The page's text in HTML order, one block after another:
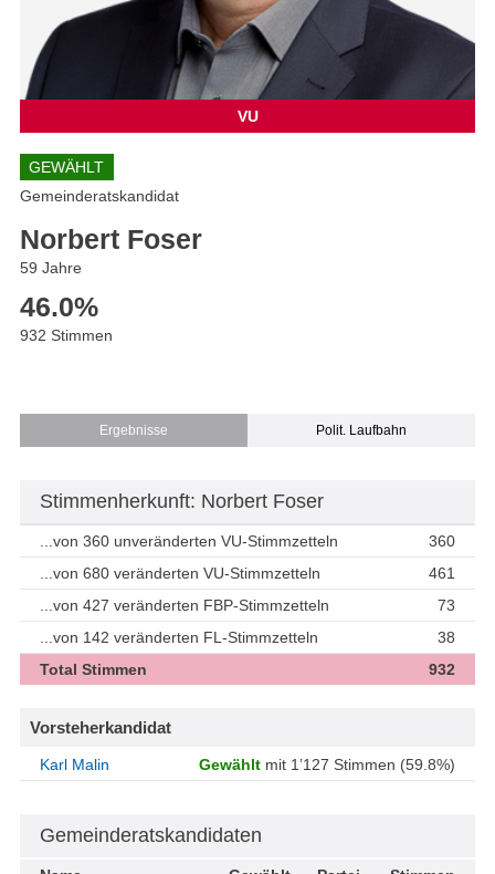
VU
GEWÄHLT
Gemeinderatskandidat
Norbert Foser
59 Jahre
46.0%
932 Stimmen
Ergebnisse Polit. Laufbahn
Stimmenherkunft: Norbert Foser
...von 360 unveränderten VU-Stimmzetteln
360
...von 680 veränderten VU-Stimmzetteln
461
...von 427 veränderten FBP-Stimmzetteln
73
...von 142 veränderten FL-Stimmzetteln
38
Total Stimmen
932
Vorsteherkandidat
Karl Malin Gewählt mit 1’127 Stimmen (59.8%)
Gemeinderatskandidaten